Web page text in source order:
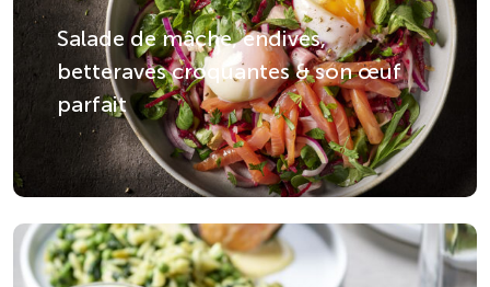
Salade de mâche, endives,
betteraves croquantes & son œuf
parfait